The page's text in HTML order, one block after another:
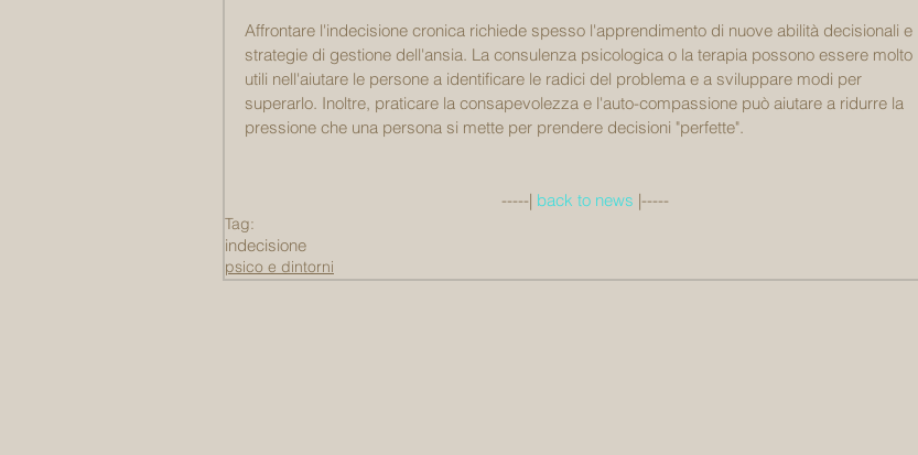
Affrontare l'indecisione cronica richiede spesso l'apprendimento di nuove abilità decisionali e
strategie di gestione dell'ansia. La consulenza psicologica o la terapia possono essere molto
utili nell'aiutare le persone a identificare le radici del problema e a sviluppare modi per
superarlo. Inoltre, praticare la consapevolezza e l'auto-compassione può aiutare a ridurre la
pressione che una persona si mette per prendere decisioni "perfette".
-----| back to news |-----
Tag:
indecisione
psico e dintorni